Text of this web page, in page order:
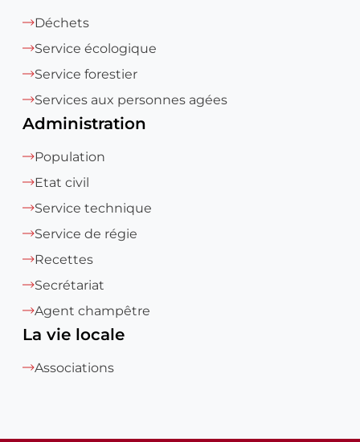
Déchets
Service écologique
Service forestier
Services aux personnes agées
Administration
Population
Etat civil
Service technique
Service de régie
Recettes
Secrétariat
Agent champêtre
La vie locale
Associations